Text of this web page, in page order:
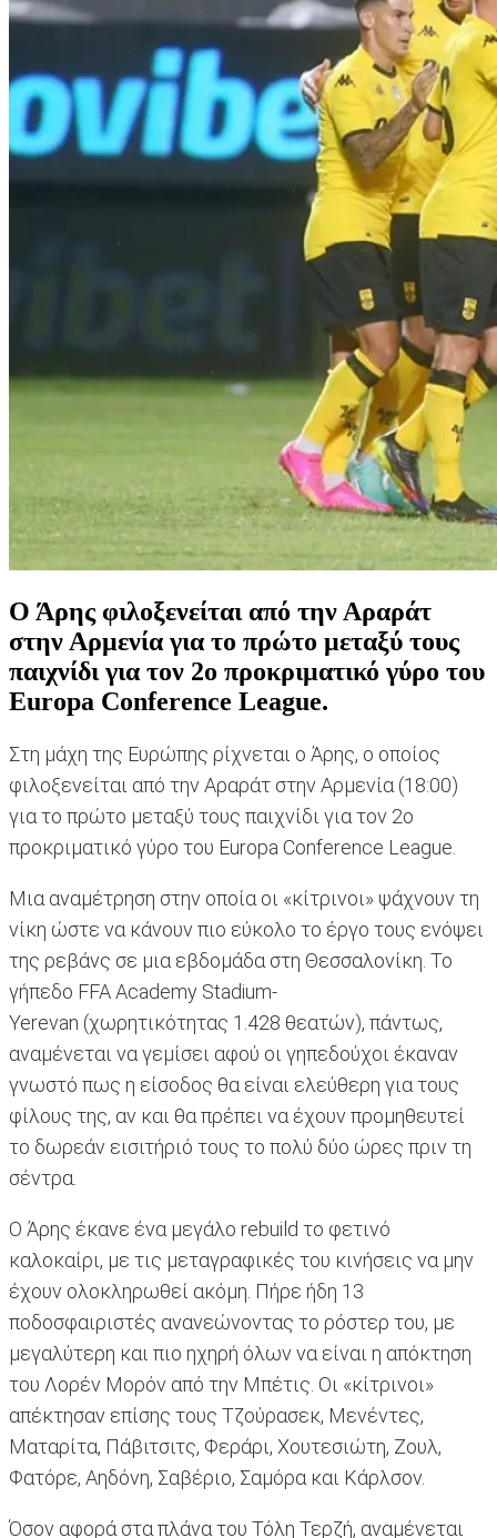
Ο Άρης φιλοξενείται από την Αραράτ
στην Αρμενία για το πρώτο μεταξύ τους
παιχνίδι για τον 2ο προκριματικό γύρο του
Europa Conference League.
Στη μάχη της Ευρώπης ρίχνεται ο Άρης, ο οποίος
φιλοξενείται από την Αραράτ στην Αρμενία (18:00)
για το πρώτο μεταξύ τους παιχνίδι για τον 2ο
προκριματικό γύρο του Europa Conference League.
Μια αναμέτρηση στην οποία οι «κίτρινοι» ψάχνουν τη
νίκη ώστε να κάνουν πιο εύκολο το έργο τους ενόψει
της ρεβάνς σε μια εβδομάδα στη Θεσσαλονίκη. Το
γήπεδο FFA Academy Stadium-
Yerevan (χωρητικότητας 1.428 θεατών), πάντως,
αναμένεται να γεμίσει αφού οι γηπεδούχοι έκαναν
γνωστό πως η είσοδος θα είναι ελεύθερη για τους
φίλους της, αν και θα πρέπει να έχουν προμηθευτεί
το δωρεάν εισιτήριό τους το πολύ δύο ώρες πριν τη
σέντρα.
Ο Άρης έκανε ένα μεγάλο rebuild το φετινό
καλοκαίρι, με τις μεταγραφικές του κινήσεις να μην
έχουν ολοκληρωθεί ακόμη. Πήρε ήδη 13
ποδοσφαιριστές ανανεώνοντας το ρόστερ του, με
μεγαλύτερη και πιο ηχηρή όλων να είναι η απόκτηση
του Λορέν Μορόν από την Μπέτις. Οι «κίτρινοι»
απέκτησαν επίσης τους Τζούρασεκ, Μενέντες,
Ματαρίτα, Πάβιτσιτς, Φεράρι, Χουτεσιώτη, Ζουλ,
Φατόρε, Αηδόνη, Σαβέριο, Σαμόρα και Κάρλσον.
Όσον αφορά στα πλάνα του Τόλη Τερζή, αναμένεται